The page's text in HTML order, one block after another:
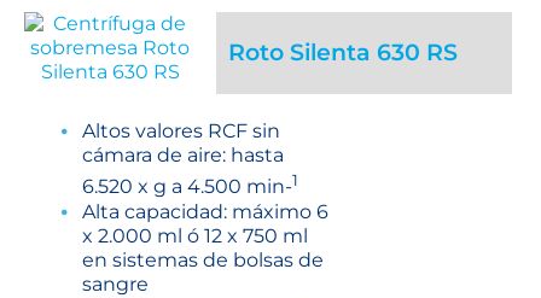
Roto Silenta 630 RS
Altos valores RCF sin
cámara de aire: hasta
6.520 x g a 4.500 min-1
Alta capacidad: máximo 6
x 2.000 ml ó 12 x 750 ml
en sistemas de bolsas de
sangre